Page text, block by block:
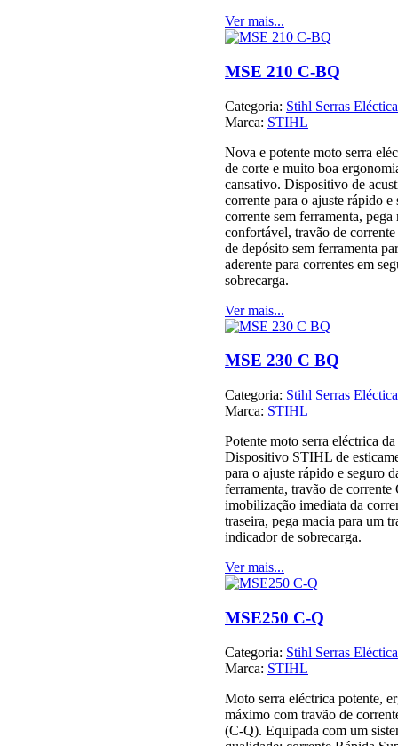
Ver mais...
MSE 210 C-BQ
Categoria: Stihl Serras
Marca: STIHL
Nova e potente moto serra
de corte e muito boa
cansativo. Dispositivo de
corrente para o ajuste rápido e
corrente sem ferramenta,
confortável, travão de
de depósito sem ferramenta
aderente para correntes em
sobrecarga.
Ver mais...
MSE 230 C BQ
Categoria: Stihl Serras
Marca: STIHL
Potente moto serra eléctrica
Dispositivo STIHL de
para o ajuste rápido e seguro
ferramenta, travão de
imobilização imediata da
traseira, pega macia para um
indicador de sobrecarga.
Ver mais...
MSE250 C-Q
Categoria: Stihl Serras
Marca: STIHL
Moto serra eléctrica potente,
máximo com travão de
(C-Q). Equipada com um